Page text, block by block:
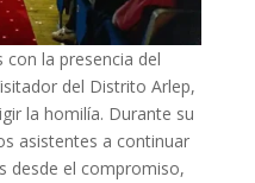
la presencia del
del Distrito Arlep,
la homilía. Durante su
asistentes a continuar
desde el compromiso,